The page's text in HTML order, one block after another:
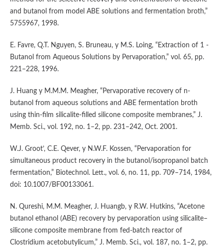
and butanol from model ABE solutions and fermentation broth,”
5755967, 1998.
E. Favre, Q.T. Nguyen, S. Bruneau, y M.S. Loing, “Extraction of 1 -
Butanol from Aqueous Solutions by Pervaporation,” vol. 65, pp.
221–228, 1996.
J. Huang y M.M.M. Meagher, “Pervaporative recovery of n-
butanol from aqueous solutions and ABE fermentation broth
using thin-film silicalite-filled silicone composite membranes,” J.
Memb. Sci., vol. 192, no. 1–2, pp. 231–242, Oct. 2001.
W.J. Groot’, C.E. Qever, y N.W.F. Kossen, “Pervaporation for
simultaneous product recovery in the butanol/isopropanol batch
fermentation,” Biotechnol. Lett., vol. 6, no. 11, pp. 709–714, 1984,
doi: 10.1007/BF00133061.
N. Qureshi, M.M. Meagher, J. Huangb, y R.W. Hutkins, “Acetone
butanol ethanol (ABE) recovery by pervaporation using silicalite–
silicone composite membrane from fed-batch reactor of
Clostridium acetobutylicum,” J. Memb. Sci., vol. 187, no. 1–2, pp.